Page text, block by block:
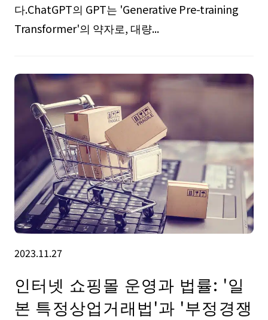
다.ChatGPT의 GPT는 'Generative Pre-training
Transformer'의 약자로, 대량...
2023.11.27
인터넷 쇼핑몰 운영과 법률: '일
본 특정상업거래법'과 '부정경쟁